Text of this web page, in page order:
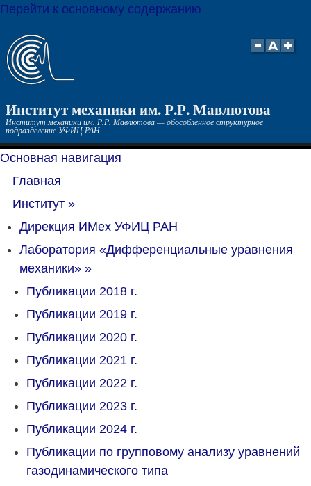
Перейти к основному содержанию
Институт механики им. Р.Р. Мавлютова
Институт механики им. Р.Р. Мавлютова — обособленное структурное
подразделение УФИЦ РАН
Основная навигация
Главная
Институт »
Дирекция ИМех УФИЦ РАН
Лаборатория «Дифференциальные уравнения
механики» »
Публикации 2018 г.
Публикации 2019 г.
Публикации 2020 г.
Публикации 2021 г.
Публикации 2022 г.
Публикации 2023 г.
Публикации 2024 г.
Публикации по групповому анализу уравнений
газодинамического типа